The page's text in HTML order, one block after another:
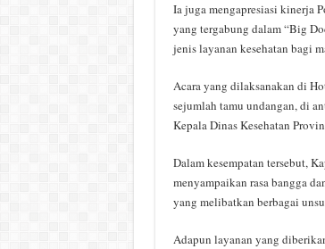
Ia juga mengapresiasi kinerja
yang tergabung dalam “Big
jenis layanan kesehatan bagi
Acara yang dilaksanakan di
sejumlah tamu undangan, di
Kepala Dinas Kesehatan
Dalam kesempatan tersebut,
menyampaikan rasa bangga
yang melibatkan berbagai
Adapun layanan yang